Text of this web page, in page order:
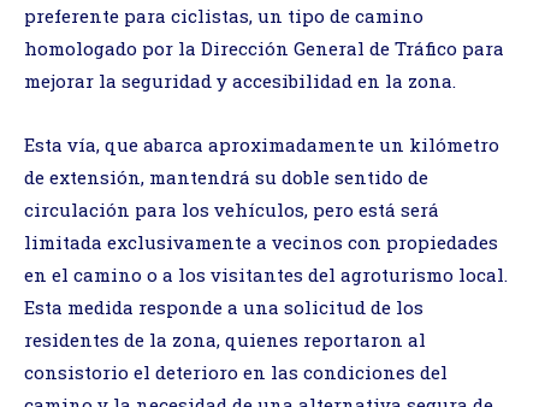
preferente para ciclistas, un tipo de camino
homologado por la Dirección General de Tráfico para
mejorar la seguridad y accesibilidad en la zona.
Esta vía, que abarca aproximadamente un kilómetro
de extensión, mantendrá su doble sentido de
circulación para los vehículos, pero está será
limitada exclusivamente a vecinos con propiedades
en el camino o a los visitantes del agroturismo local.
Esta medida responde a una solicitud de los
residentes de la zona, quienes reportaron al
consistorio el deterioro en las condiciones del